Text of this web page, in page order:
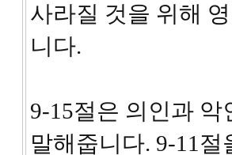
사라질 것을 위해
니다.
9-15절은 의인과
말해줍니다. 9-11